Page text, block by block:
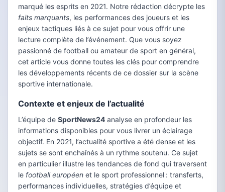
marqué les esprits en 2021. Notre rédaction décrypte les
faits marquants, les performances des joueurs et les
enjeux tactiques liés à ce sujet pour vous offrir une
lecture complète de l’événement. Que vous soyez
passionné de football ou amateur de sport en général,
cet article vous donne toutes les clés pour comprendre
les développements récents de ce dossier sur la scène
sportive internationale.
Contexte et enjeux de l’actualité
L’équipe de SportNews24 analyse en profondeur les
informations disponibles pour vous livrer un éclairage
objectif. En 2021, l’actualité sportive a été dense et les
sujets se sont enchaînés à un rythme soutenu. Ce sujet
en particulier illustre les tendances de fond qui traversent
le football européen et le sport professionnel : transferts,
performances individuelles, stratégies d’équipe et